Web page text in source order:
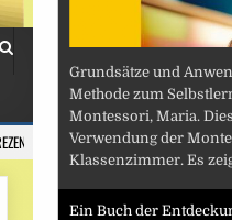
Grundsätze und
Methode zum
Montessori, Maria.
Verwendung der
Klassenzimmer. Es
Ein Buch der